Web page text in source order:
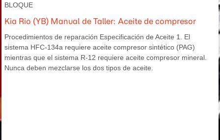
BLOQUE
Kia Rio (YB) Manual de Taller: Aceite de compresor
Procedimientos de reparación Especificación de Aceite 1. El
sistema HFC-134a requiere aceite compresor sintético (PAG)
mientras que el sistema R-12 requiere aceite compresor mineral.
Nunca deben mezclarse los dos tipos de aceite.